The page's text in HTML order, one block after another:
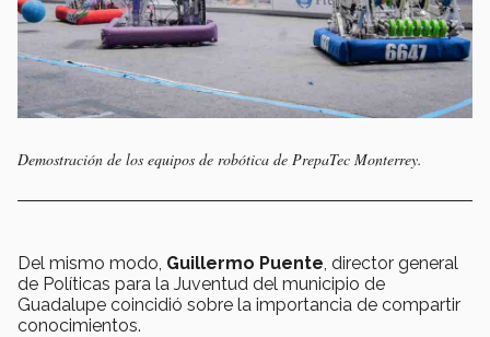
Demostración de los equipos de robótica de PrepaTec Monterrey.
Del mismo modo, Guillermo Puente , director general
de Políticas para la Juventud del municipio de
Guadalupe coincidió sobre la importancia de compartir
conocimientos.